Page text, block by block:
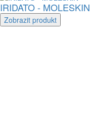
IRIDATO - MOLESKIN
Zobrazit produkt